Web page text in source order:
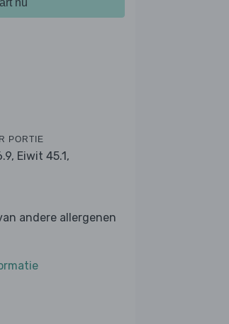
nu
PORTIE
Eiwit 45.1,
andere allergenen